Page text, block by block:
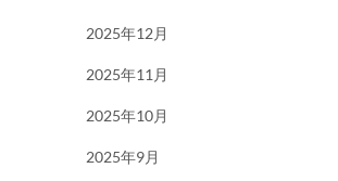
2025年12月
2025年11月
2025年10月
2025年9月